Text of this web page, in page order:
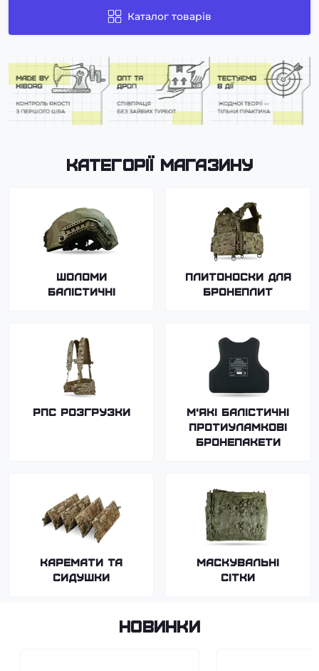
Каталог товарів
Категорії магазину
Шоломи
балістичні
Плитоноски для
бронеплит
РПС Розгрузки
М'які балістичні
протиуламкові
бронепакети
Каремати та
сидушки
Маскувальні
сітки
Новинки